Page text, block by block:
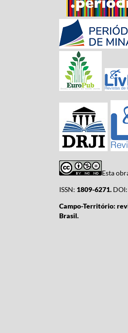
Esta
ISSN: 1809-6271. DOI:
Campo-Território:
Brasil.